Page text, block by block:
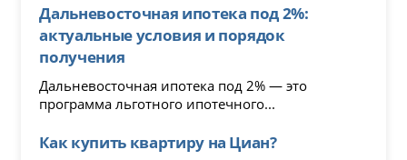
Дальневосточная ипотека под 2%:
актуальные условия и порядок
получения
Дальневосточная ипотека под 2% — это
программа льготного ипотечного...
Как купить квартиру на Циан?